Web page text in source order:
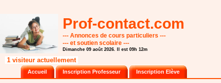
Prof-contact.com
--- Annonces de cours particuliers ---
--- et soutien scolaire ---
Dimanche 09 août 2026. Il est 09h 12m
1 visiteur actuellement
Accueil Inscription Professeur Inscription Elève